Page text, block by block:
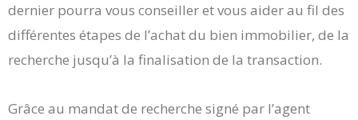
dernier pourra vous conseiller et vous aider au fil des
différentes étapes de l’achat du bien immobilier, de la
recherche jusqu’à la finalisation de la transaction.
Grâce au mandat de recherche signé par l’agent